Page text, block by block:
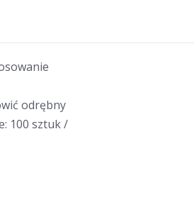
odrębny
100 sztuk /